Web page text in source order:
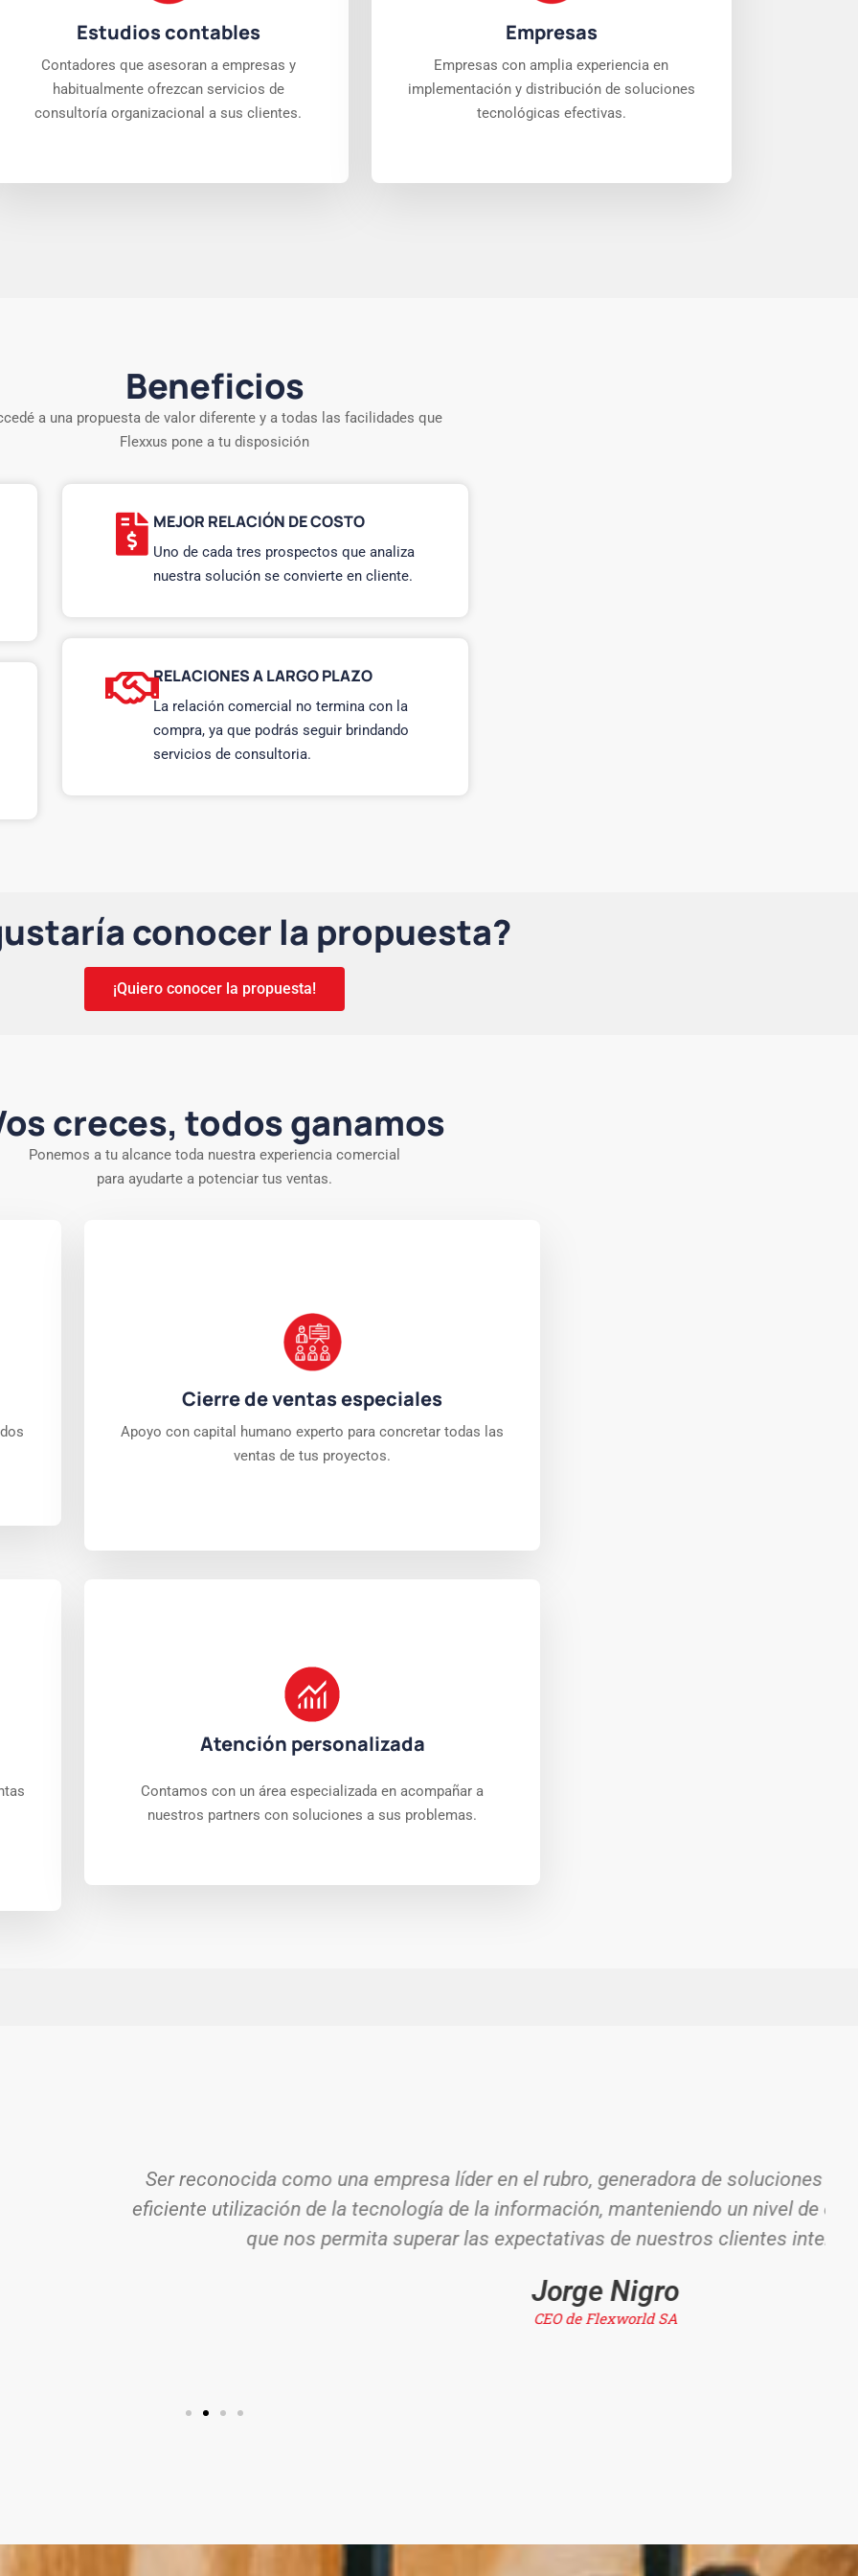
Estudios contables
Contadores que asesoran a empresas y
habitualmente ofrezcan servicios de
consultoría organizacional a sus clientes.
Empresas
Empresas con amplia experiencia en
implementación y distribución de soluciones
tecnológicas efectivas.
Beneficios
a una propuesta de valor diferente y a todas las facilidades que
Flexxus pone a tu disposición
MEJOR RELACIÓN DE COSTO
Uno de cada tres prospectos que analiza
nuestra solución se convierte en cliente.
RELACIONES A LARGO PLAZO
La relación comercial no termina con la
compra, ya que podrás seguir brindando
servicios de consultoria.
conocer la propuesta?
¡Quiero conocer la propuesta!
creces, todos ganamos
Ponemos a tu alcance toda nuestra experiencia comercial
para ayudarte a potenciar tus ventas.
Cierre de ventas especiales
Apoyo con capital humano experto para concretar todas las
ventas de tus proyectos.
Atención personalizada
Contamos con un área especializada en acompañar a
nuestros partners con soluciones a sus problemas.
líder en el rubro, generadora de soluciones empresariales a partir de la
de la información, manteniendo un nivel de excelencia y mejora continua
las expectativas de nuestros clientes internos y externos.